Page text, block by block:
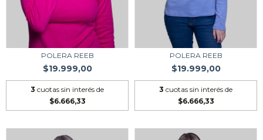
POLERA REEB
$19.999,00
3 cuotas sin interés de
$6.666,33
POLERA REEB
$19.999,00
3 cuotas sin interés de
$6.666,33